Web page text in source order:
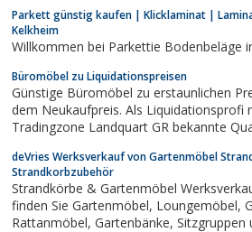
Parkett günstig kaufen | Klicklaminat |
Kelkheim
Willkommen bei Parkettie Bodenbeläge
Büromöbel zu Liquidationspreisen
Günstige Büromöbel zu erstaunlichen
dem Neukaufpreis. Als Liquidationsprofi
Tradingzone Landquart GR bekannte
und Ausstellungsfläche finden Privatpersonen,
vom Selbstständigen bis zum...
deVries Werksverkauf von Gartenmöbel
Strandkorbzubehör
Strandkörbe & Gartenmöbel
finden Sie Gartenmöbel, Loungemöbel, Geflechtmöbel,
Rattanmöbel, Gartenbänke, Sitzgruppen und Liegen von toller